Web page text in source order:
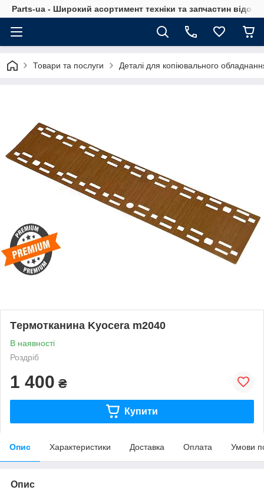
Parts-ua - Широкий асортимент техніки та запчастин
Товари та послуги Деталі для копіювального
Tермотканина Kyocera m2040
В наявності
Роздріб
1 400 ₴
Купити
Опис Характеристики Доставка Оплата Умови
Опис